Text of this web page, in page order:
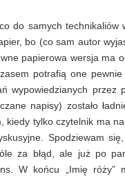
do samych
bo (co sam autor
papierowa wersja ma
potrafią one
wypowiedzianych przez
napisy) zostało
kiedy tylko czytelnik ma
Spodziewam
za błąd, ale już po
W końcu „Imię róży”